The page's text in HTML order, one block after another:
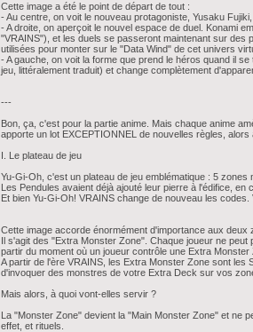
Cette image a été le point de départ de tout :
- Au centre, on voit le nouveau protagoniste, Yusaku
- A droite, on aperçoit le nouvel espace de duel. Konami
"VRAINS"), et les duels se passeront maintenant sur
utilisées pour monter sur le "Data Wind" de cet univers
- A gauche, on voit la forme que prend le héros quand il
jeu, littéralement traduit) et change complètement
---
Bon, ça, c'est pour la partie anime. Mais chaque anime
apporte un lot EXCEPTIONNEL de nouvelles règles,
I. Le plateau de jeu
Yu-Gi-Oh, c'est un plateau de jeu emblématique : 5
Les Pendules avaient déjà ajouté leur pierre à l'édifice, en
Et bien Yu-Gi-Oh! VRAINS change de nouveau les codes.
Cette image accorde énormément d'importance aux deux
Il s'agit des "Extra Monster Zone". Chaque joueur ne
partir du moment où un joueur contrôle une Extra
A partir de l'ère VRAINS, les Extra Monster Zone sont
d'invoquer des monstres de votre Extra Deck sur vos
Mais alors, à quoi vont-elles servir ?
La "Monster Zone" devient la "Main Monster Zone" et ne
effet, et rituels.